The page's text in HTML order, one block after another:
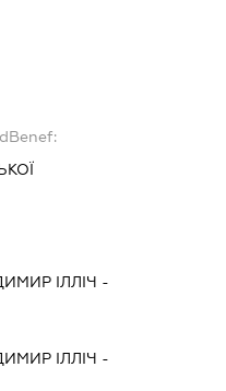
ІЛЛІЧ -
ІЛЛІЧ -